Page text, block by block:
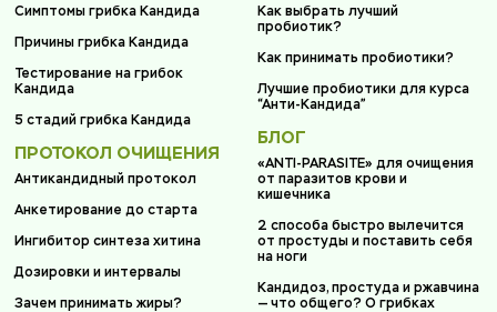
Симптомы грибка Кандида
Причины грибка Кандида
Тестирование на грибок
Кандида
5 стадий грибка Кандида
ПРОТОКОЛ ОЧИЩЕНИЯ
Антикандидный протокол
Анкетирование до старта
Ингибитор синтеза хитина
Дозировки и интервалы
Зачем принимать жиры?
Как выбрать лучший
пробиотик?
Как принимать пробиотики?
Лучшие пробиотики для курса
“Анти-Кандида”
БЛОГ
«ANTI-PARASITE» для очищения
от паразитов крови и
кишечника
2 способа быстро вылечится
от простуды и поставить себя
на ноги
Кандидоз, простуда и ржавчина
— что общего? О грибках